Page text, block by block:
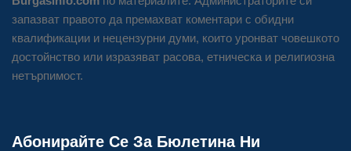
запазват правото да премахват коментари с обидни
квалификации и нецензурни думи, които уронват човешкото
достойнство или изразяват расова, етническа и религиозна
нетърпимост.
Абонирайте Се За Бюлетина Ни